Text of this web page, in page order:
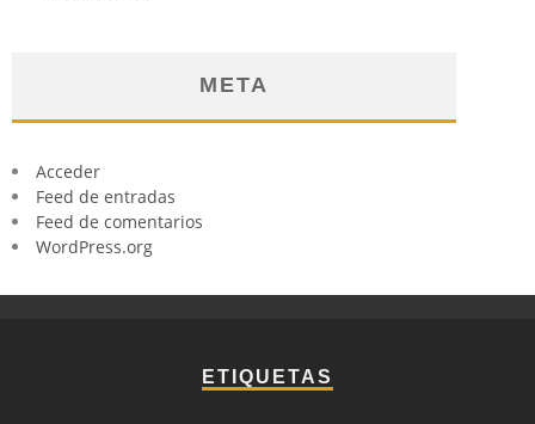
META
Acceder
Feed de entradas
Feed de comentarios
WordPress.org
ETIQUETAS